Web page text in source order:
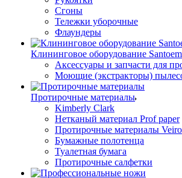
Сгоны
Тележки уборочные
Флаундеры
Клининговое оборудование
Аксессуары и запчасти для
Моющие (экстракторы)
Протирочные материалы
Kimberly Clark
Нетканый материал Prof paper
Протирочные материалы Veiro
Бумажные полотенца
Туалетная бумага
Протирочные салфетки